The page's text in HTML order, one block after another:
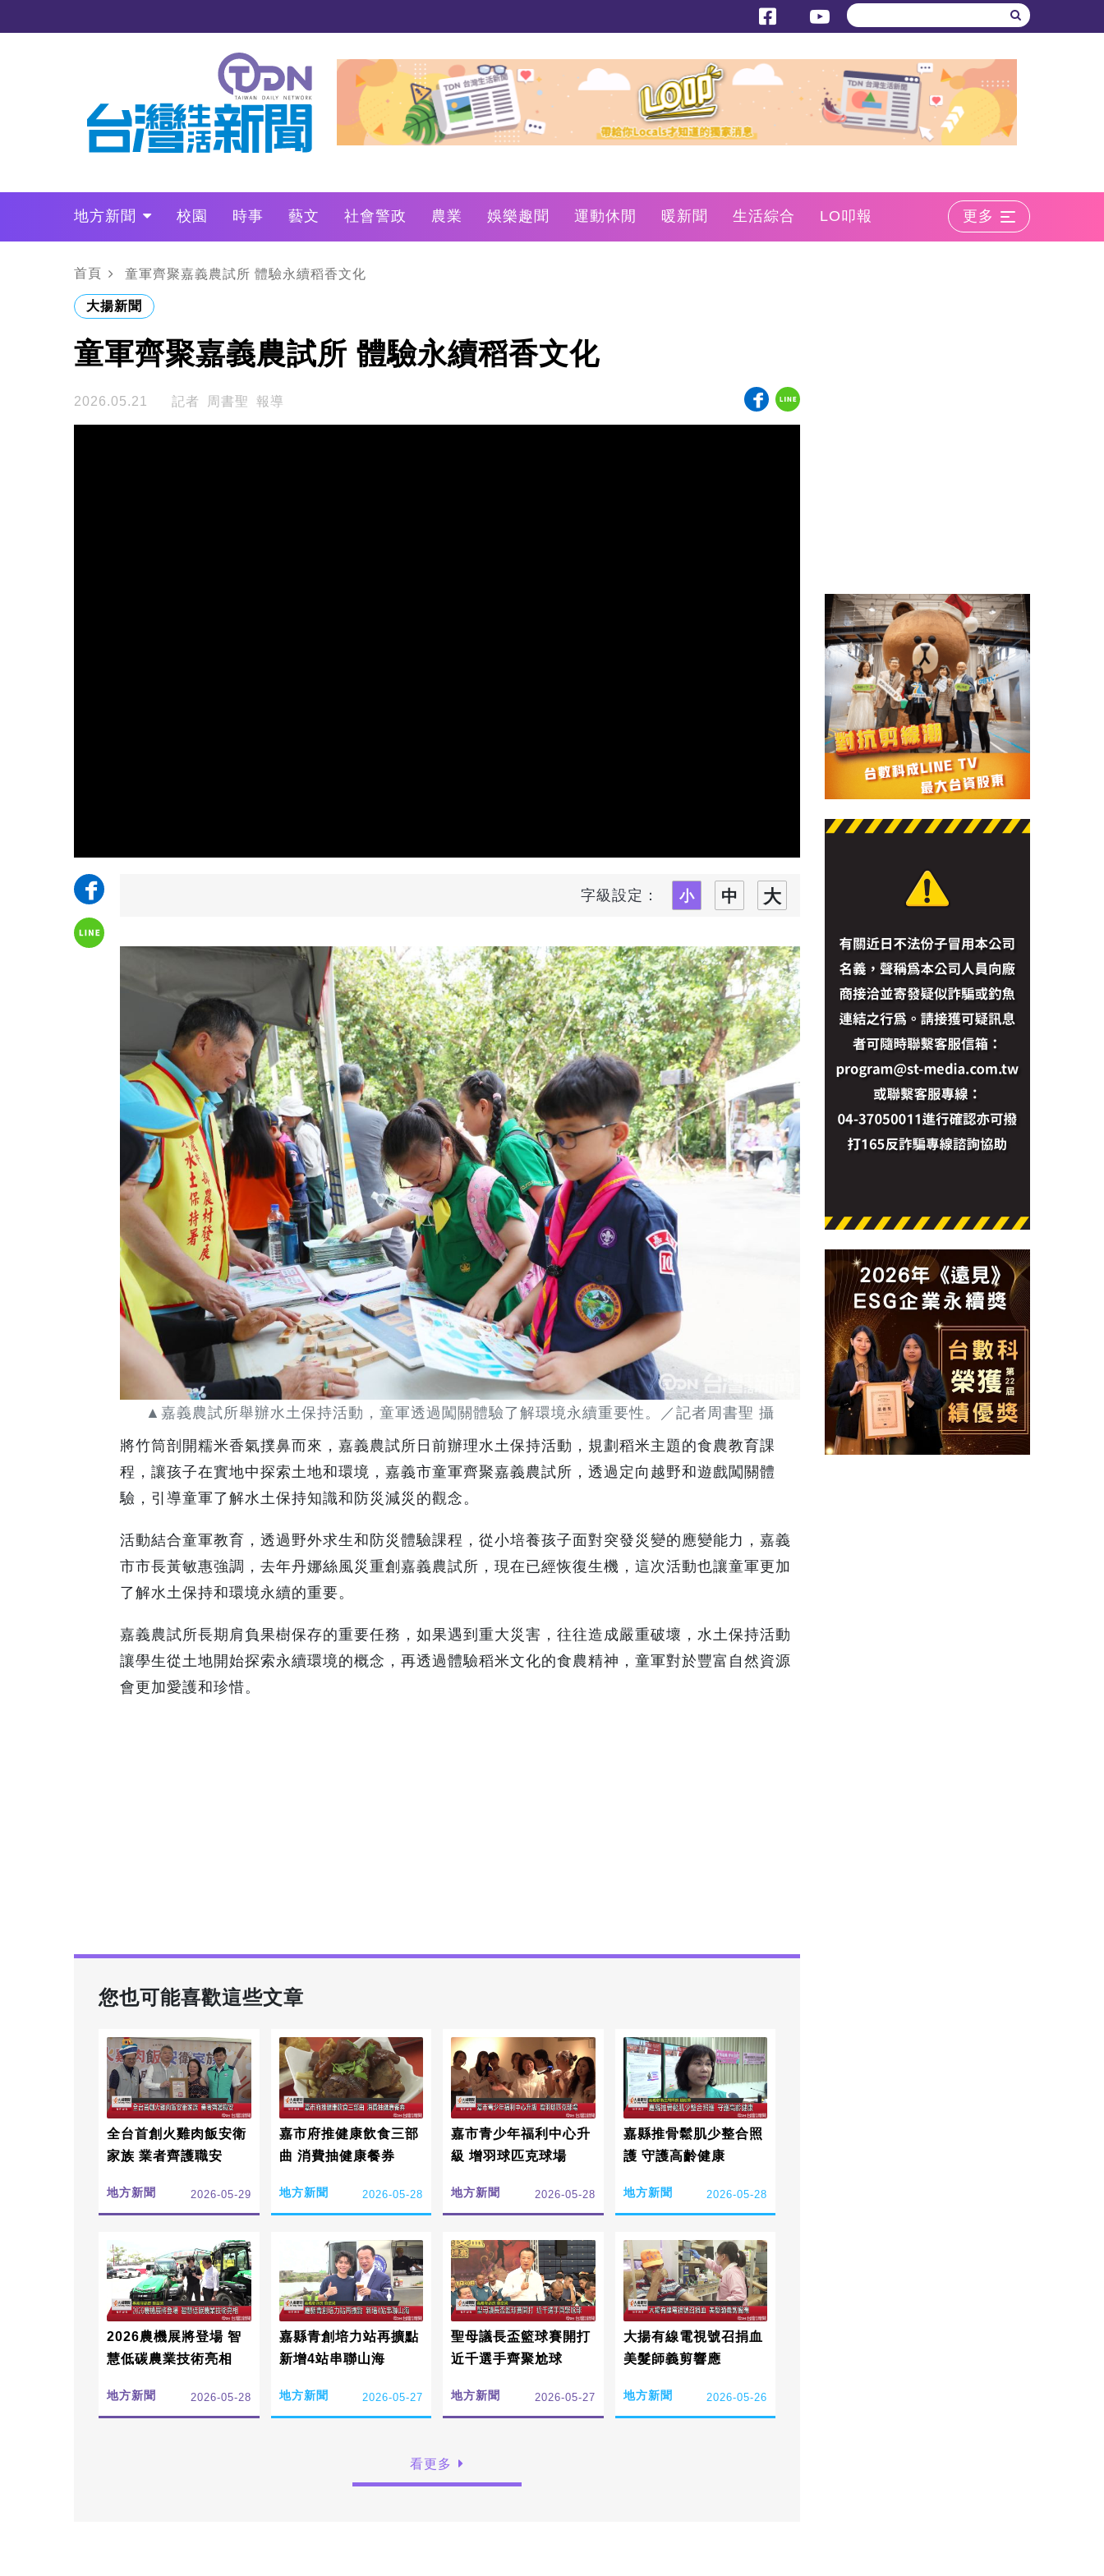
地方新聞 校園 時事 藝文 社會警政 農業 娛樂趣聞 運動休閒 暖新聞 生活綜合
LO叩報
政治
財經 LO叩敲敲門
更多
首頁 童軍齊聚嘉義農試所 體驗永續稻香文化
大揚新聞
童軍齊聚嘉義農試所 體驗永續稻香文化
2026.05.21 記者 周書聖 報導
字級設定：
▲嘉義農試所舉辦水土保持活動，童軍透過闖關體驗了解環境永續重要性。／記者周書聖 攝
將竹筒剖開糯米香氣撲鼻而來，嘉義農試所日前辦理水土保持活動，規劃稻米主題的食農教育課
程，讓孩子在實地中探索土地和環境，嘉義市童軍齊聚嘉義農試所，透過定向越野和遊戲闖關體
驗，引導童軍了解水土保持知識和防災減災的觀念。
活動結合童軍教育，透過野外求生和防災體驗課程，從小培養孩子面對突發災變的應變能力，嘉義
市市長黃敏惠強調，去年丹娜絲風災重創嘉義農試所，現在已經恢復生機，這次活動也讓童軍更加
了解水土保持和環境永續的重要。
嘉義農試所長期肩負果樹保存的重要任務，如果遇到重大災害，往往造成嚴重破壞，水土保持活動
讓學生從土地開始探索永續環境的概念，再透過體驗稻米文化的食農精神，童軍對於豐富自然資源
會更加愛護和珍惜。
您也可能喜歡這些文章
全台首創火雞肉飯安衛
家族 業者齊護職安
地方新聞 2026-05-29
嘉市府推健康飲食三部
曲 消費抽健康餐券
地方新聞 2026-05-28
嘉市青少年福利中心升
級 增羽球匹克球場
地方新聞 2026-05-28
嘉縣推骨鬆肌少整合照
護 守護高齡健康
地方新聞 2026-05-28
2026農機展將登場 智
慧低碳農業技術亮相
地方新聞 2026-05-28
嘉縣青創培力站再擴點
新增4站串聯山海
地方新聞 2026-05-27
聖母議長盃籃球賽開打
近千選手齊聚尬球
地方新聞 2026-05-27
大揚有線電視號召捐血
美髮師義剪響應
地方新聞 2026-05-26
看更多